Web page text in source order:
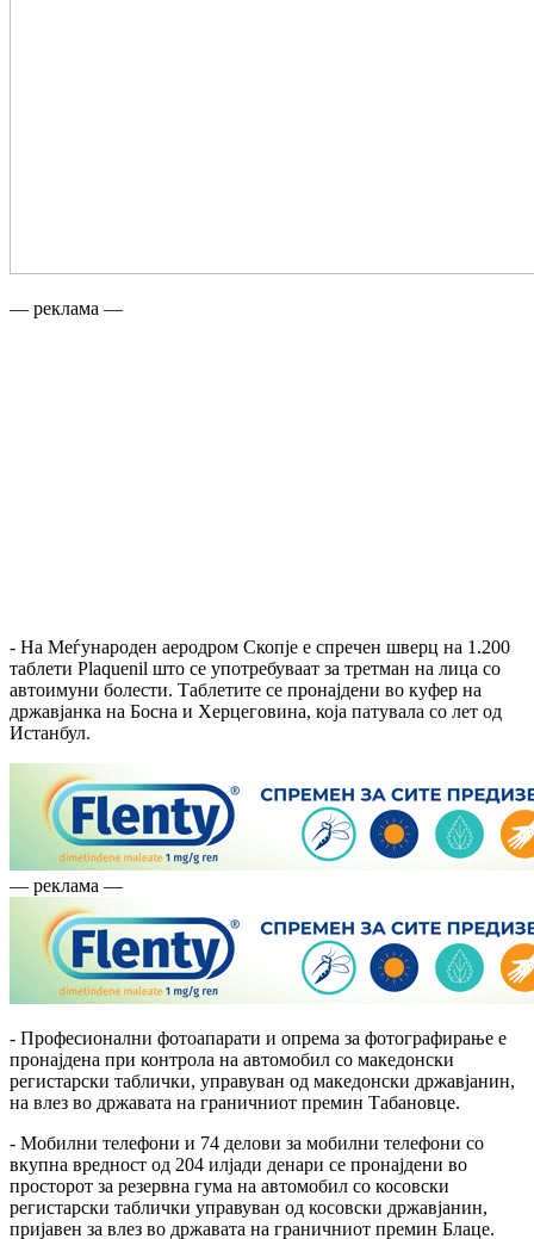
— реклама —
- На Меѓународен аеродром Скопје е спречен шверц на 1.200
таблети Plaquenil што се употребуваат за третман на лица со
автоимуни болести. Таблетите се пронајдени во куфер на
државјанка на Босна и Херцеговина, која патувала со лет од
Истанбул.
— реклама —
- Професионални фотоапарати и опрема за фотографирање е
пронајдена при контрола на автомобил со македонски
регистарски таблички, управуван од македонски државјанин,
на влез во државата на граничниот премин Табановце.
- Мобилни телефони и 74 делови за мобилни телефони со
вкупна вредност од 204 илјади денари се пронајдени во
просторот за резервна гума на автомобил со косовски
регистарски таблички управуван од косовски државјанин,
пријавен за влез во државата на граничниот премин Блаце.